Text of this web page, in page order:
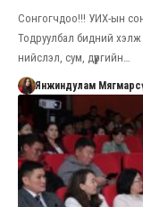
Сонгогчдоо!!! УИХ-ын
Тодруулбал бидний
нийслэл, сум, дүүргийн…
Янжиндулам